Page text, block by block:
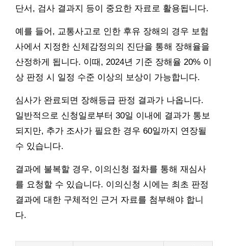
단서, 검사 결과지 등이 중요한 자료로 활용됩니다.
예를 들어, 교통사고로 인한 후유 장해의 경우 보험
사에서 지정한 신체감정의의 진단을 통해 장해율을
산정하게 됩니다. 이때, 2024년 기준 장해율 20% 이
상 판정 시 일정 수준 이상의 보상이 가능합니다.
심사가 완료되면 장해등급 판정 결과가 나옵니다.
일반적으로 신청일로부터 30일 이내에 결과가 통보
되지만, 추가 조사가 필요한 경우 60일까지 연장될
수 있습니다.
결과에 불복할 경우, 이의신청 절차를 통해 재심사
를 요청할 수 있습니다. 이의신청 시에는 최초 판정
결과에 대한 구체적인 근거 자료를 첨부해야 합니
다.